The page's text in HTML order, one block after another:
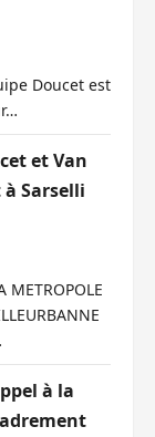
Doucet est
et Van
à Sarselli
METROPOLE
à la